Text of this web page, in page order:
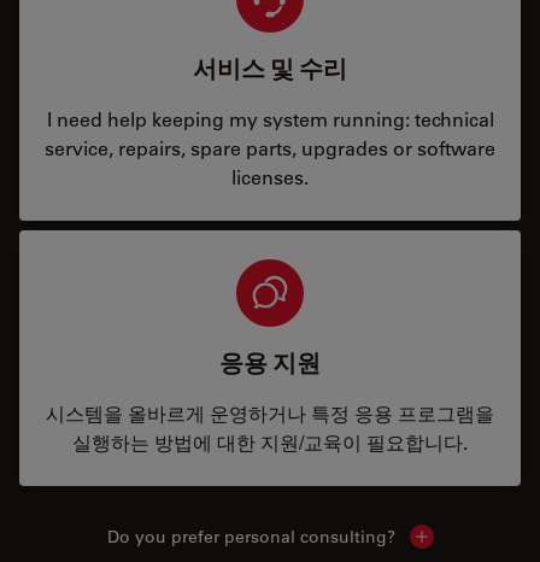
서비스 및 수리
I need help keeping my system running: technical
service, repairs, spare parts, upgrades or software
licenses.
응용 지원
시스템을 올바르게 운영하거나 특정 응용 프로그램을
실행하는 방법에 대한 지원/교육이 필요합니다.
Do you prefer personal consulting? Show local